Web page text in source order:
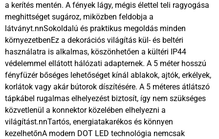
a kerítés mentén. A fények lágy, mégis élettel teli ragyogása
meghittséget sugároz, miközben feldobja a
látványt.nnSokoldalú és praktikus megoldás minden
környezetbenEz a dekorációs világítás kül- és beltéri
használatra is alkalmas, köszönhetően a kültéri IP44
védelemmel ellátott hálózati adapternek. A 5 méter hosszú
fényfüzér bőséges lehetőséget kínál ablakok, ajtók, erkélyek,
korlátok vagy akár bútorok díszítésére. A 5 méteres átlátszó
tápkábel rugalmas elhelyezést biztosít, így nem szükséges
közvetlenül a konnektor közelében elhelyezni a
világítást.nnTartós, energiatakarékos és könnyen
kezelhetőnA modern DOT LED technológia nemcsak